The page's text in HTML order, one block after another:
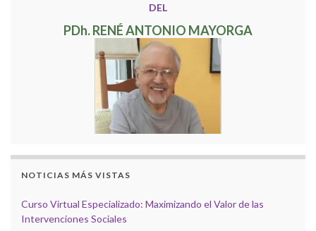
DEL
PDh. RENÉ ANTONIO MAYORGA
NOTICIAS MÁS VISTAS
Curso Virtual Especializado: Maximizando el Valor de las
Intervenciones Sociales